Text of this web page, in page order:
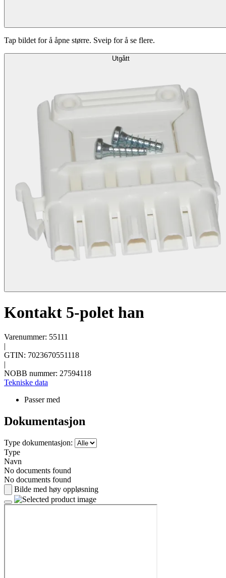
Tap bildet for å åpne større. Sveip for å se flere.
Utgått
Kontakt 5-polet han
Varenummer: 55111
|
GTIN: 7023670551118
|
NOBB nummer: 27594118
Tekniske data
Passer med
Dokumentasjon
Type dokumentasjon:
Type
Navn
No documents found
No documents found
Bilde med høy oppløsning